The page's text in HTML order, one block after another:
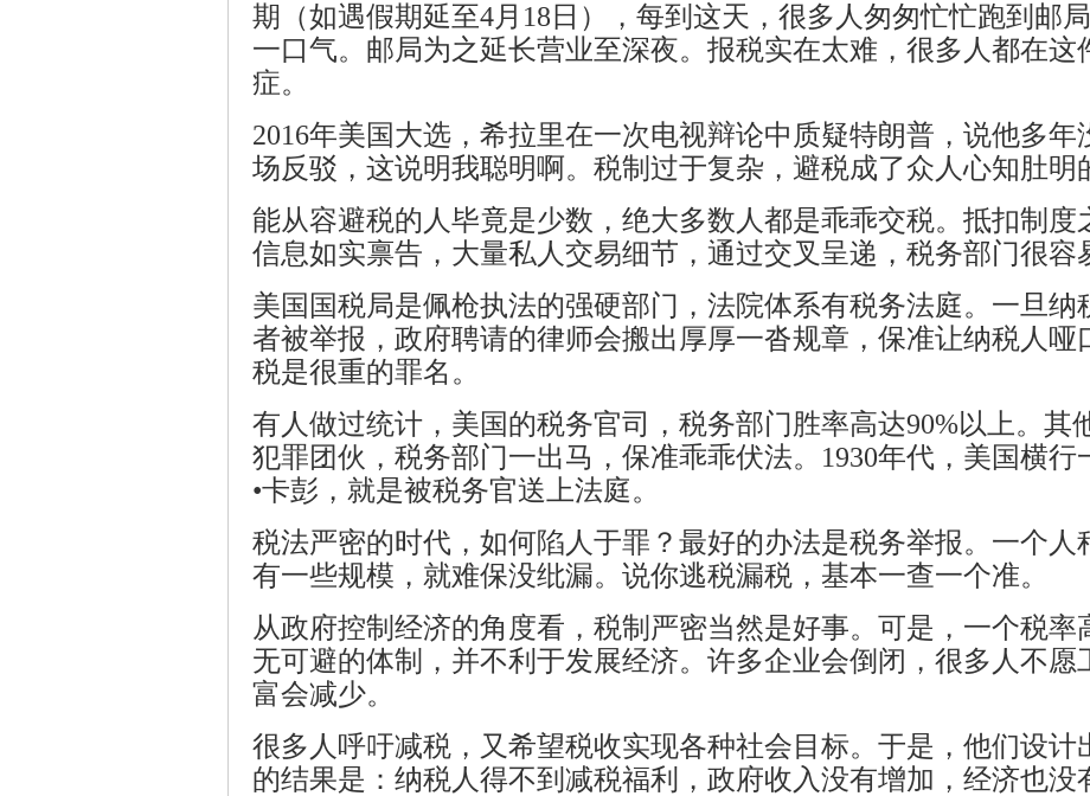
期（如遇假期延至4月18日），每到这天，很多人匆匆忙忙跑到邮
一口气。邮局为之延长营业至深夜。报税实在太难，很多人都在这
症。
2016年美国大选，希拉里在一次电视辩论中质疑特朗普，说他多年
场反驳，这说明我聪明啊。税制过于复杂，避税成了众人心知肚明
能从容避税的人毕竟是少数，绝大多数人都是乖乖交税。抵扣制度
信息如实禀告，大量私人交易细节，通过交叉呈递，税务部门很容
美国国税局是佩枪执法的强硬部门，法院体系有税务法庭。一旦纳
者被举报，政府聘请的律师会搬出厚厚一沓规章，保准让纳税人哑
税是很重的罪名。
有人做过统计，美国的税务官司，税务部门胜率高达90%以上。其
犯罪团伙，税务部门一出马，保准乖乖伏法。1930年代，美国横行
•卡彭，就是被税务官送上法庭。
税法严密的时代，如何陷人于罪？最好的办法是税务举报。一个人
有一些规模，就难保没纰漏。说你逃税漏税，基本一查一个准。
从政府控制经济的角度看，税制严密当然是好事。可是，一个税率
无可避的体制，并不利于发展经济。许多企业会倒闭，很多人不愿
富会减少。
很多人呼吁减税，又希望税收实现各种社会目标。于是，他们设计
的结果是：纳税人得不到减税福利，政府收入没有增加，经济也没